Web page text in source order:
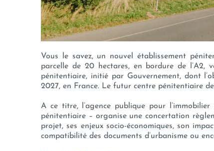
Vous le savez, un nouvel établissement
parcelle de 20 hectares, en bordure de l’A2,
pénitentiaire, initié par Gouvernement, dont
2027, en France. Le futur centre pénitentiaire
A ce titre, l’agence publique pour
pénitentiaire – organise une concertation
projet, ses enjeux socio-économiques, son
compatibilité des documents d’urbanisme ou